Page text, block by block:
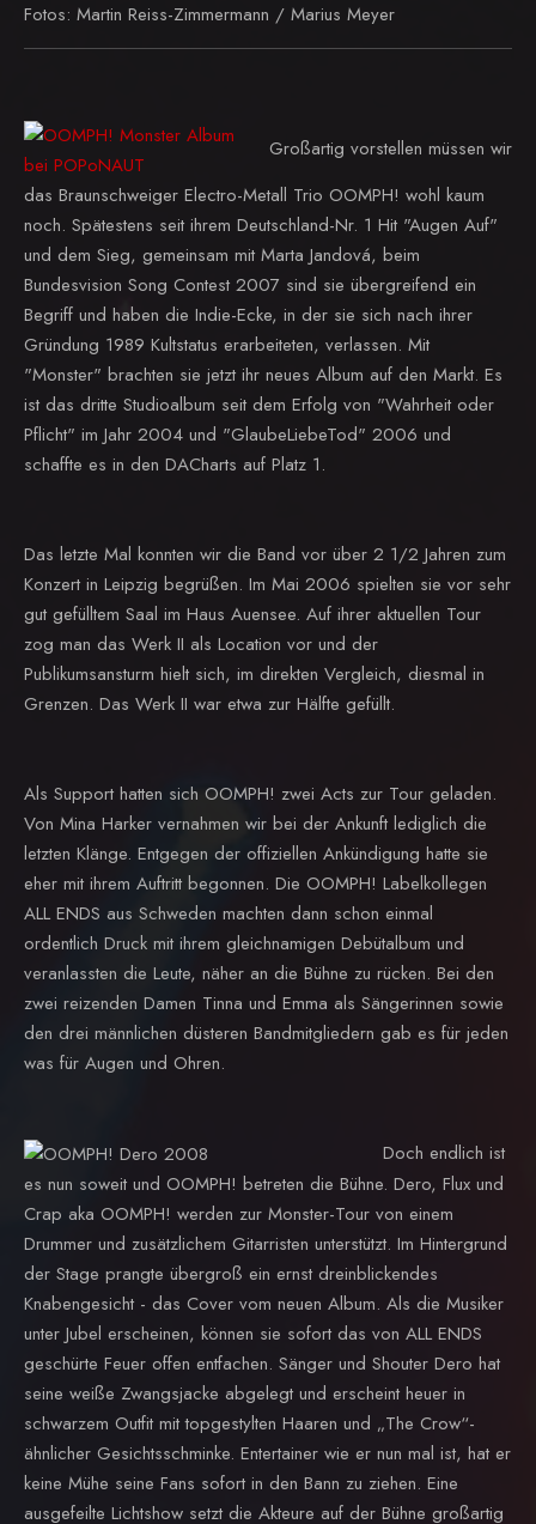
Fotos: Martin Reiss-Zimmermann / Marius Meyer
Großartig vorstellen müssen wir
das Braunschweiger Electro-Metall Trio OOMPH! wohl kaum
noch. Spätestens seit ihrem Deutschland-Nr. 1 Hit "Augen Auf"
und dem Sieg, gemeinsam mit Marta Jandová, beim
Bundesvision Song Contest 2007 sind sie übergreifend ein
Begriff und haben die Indie-Ecke, in der sie sich nach ihrer
Gründung 1989 Kultstatus erarbeiteten, verlassen. Mit
"Monster" brachten sie jetzt ihr neues Album auf den Markt. Es
ist das dritte Studioalbum seit dem Erfolg von "Wahrheit oder
Pflicht" im Jahr 2004 und "GlaubeLiebeTod" 2006 und
schaffte es in den DACharts auf Platz 1.
Das letzte Mal konnten wir die Band vor über 2 1/2 Jahren zum
Konzert in Leipzig begrüßen. Im Mai 2006 spielten sie vor sehr
gut gefülltem Saal im Haus Auensee. Auf ihrer aktuellen Tour
zog man das Werk II als Location vor und der
Publikumsansturm hielt sich, im direkten Vergleich, diesmal in
Grenzen. Das Werk II war etwa zur Hälfte gefüllt.
Als Support hatten sich OOMPH! zwei Acts zur Tour geladen.
Von Mina Harker vernahmen wir bei der Ankunft lediglich die
letzten Klänge. Entgegen der offiziellen Ankündigung hatte sie
eher mit ihrem Auftritt begonnen. Die OOMPH! Labelkollegen
ALL ENDS aus Schweden machten dann schon einmal
ordentlich Druck mit ihrem gleichnamigen Debütalbum und
veranlassten die Leute, näher an die Bühne zu rücken. Bei den
zwei reizenden Damen Tinna und Emma als Sängerinnen sowie
den drei männlichen düsteren Bandmitgliedern gab es für jeden
was für Augen und Ohren.
Doch endlich ist
es nun soweit und OOMPH! betreten die Bühne. Dero, Flux und
Crap aka OOMPH! werden zur Monster-Tour von einem
Drummer und zusätzlichem Gitarristen unterstützt. Im Hintergrund
der Stage prangte übergroß ein ernst dreinblickendes
Knabengesicht - das Cover vom neuen Album. Als die Musiker
unter Jubel erscheinen, können sie sofort das von ALL ENDS
geschürte Feuer offen entfachen. Sänger und Shouter Dero hat
seine weiße Zwangsjacke abgelegt und erscheint heuer in
schwarzem Outfit mit topgestylten Haaren und „The Crow“-
ähnlicher Gesichtsschminke. Entertainer wie er nun mal ist, hat er
keine Mühe seine Fans sofort in den Bann zu ziehen. Eine
ausgefeilte Lichtshow setzt die Akteure auf der Bühne großartig